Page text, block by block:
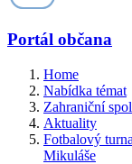
Portál občana
Home
Nabídka témat
Zahraniční
Aktuality
Fotbalový
Mikuláše